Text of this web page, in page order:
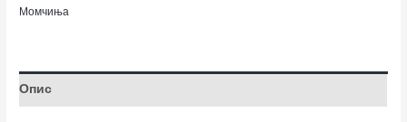
Момчиња
Опис